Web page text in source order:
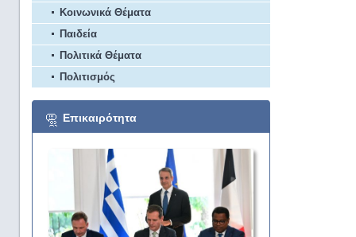
Κοινωνικά Θέματα
Παιδεία
Πολιτικά Θέματα
Πολιτισμός
Επικαιρότητα